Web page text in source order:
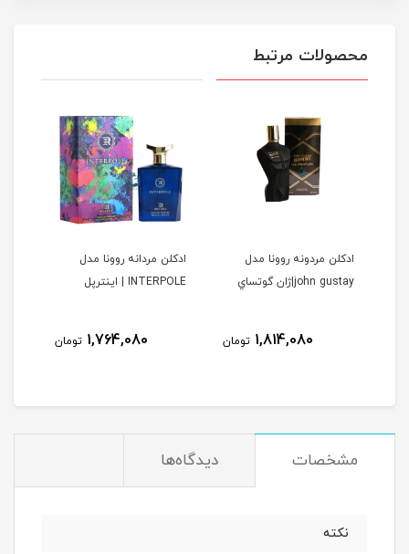
محصولات مرتبط
ادكلن مردونه روونا مدل
john gustay|ژان گوتساي
1,814,080 تومان
ادكلن مردانه روونا مدل
INTERPOLE | اينترپل
1,764,080 تومان
مشخصات دیدگاه‌ها
نكته